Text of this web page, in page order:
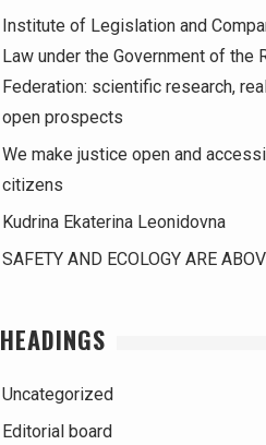
Institute of Legislation and
Law under the Government of the
Federation: scientific research,
open prospects
We make justice open and
citizens
Kudrina Ekaterina Leonidovna
SAFETY AND ECOLOGY ARE
HEADINGS
Uncategorized
Editorial board